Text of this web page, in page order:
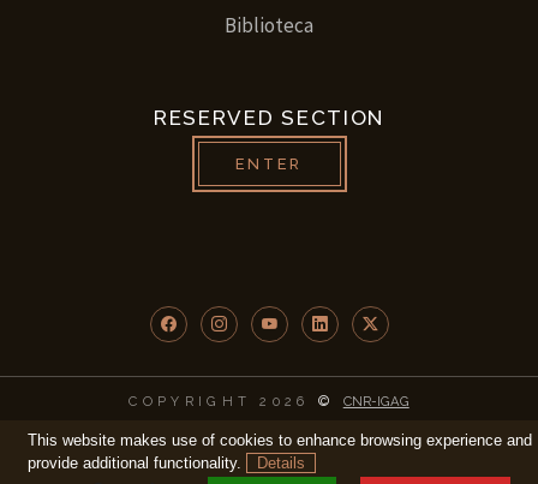
Biblioteca
RESERVED SECTION
ENTER
FacebookInstagramYouTubeLinkedInTwitter/X
COPYRIGHT 2026© CNR-IGAG
This website makes use of cookies to enhance browsing experience and
provide additional functionality.
Details